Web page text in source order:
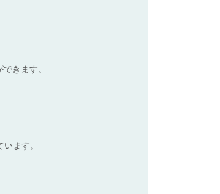
きます。
ます。